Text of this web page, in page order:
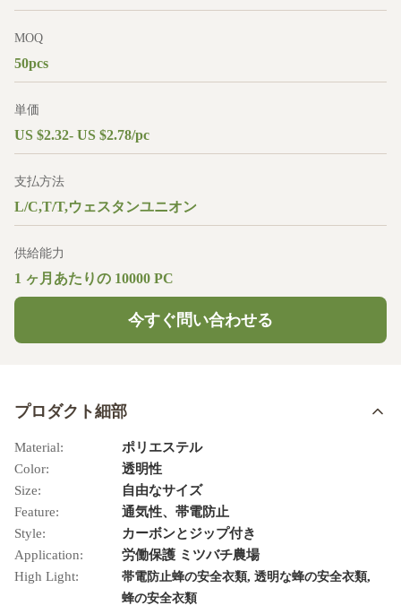
MOQ
50pcs
単価
US $2.32- US $2.78/pc
支払方法
L/C,T/T,ウェスタンユニオン
供給能力
1 ヶ月あたりの 10000 PC
今すぐ問い合わせる
プロダクト細部
Material:
ポリエステル
Color:
透明性
Size:
自由なサイズ
Feature:
通気性、帯電防止
Style:
カーボンとジップ付き
Application:
労働保護 ミツバチ農場
High Light:
帯電防止蜂の安全衣類, 透明な蜂の安全衣類,
蜂の安全衣類